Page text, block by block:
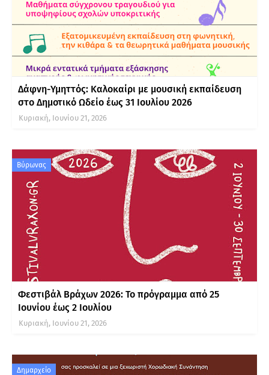
Δάφνη-Υμηττός: Καλοκαίρι με μουσική εκπαίδευση
στο Δημοτικό Ωδείο έως 31 Ιουλίου 2026
Κυριακή, Ιουνίου 21, 2026
Βύρωνας
Φεστιβάλ Βράχων 2026: Το πρόγραμμα από 25
Ιουνίου έως 2 Ιουλίου
Κυριακή, Ιουνίου 21, 2026
Δημαρχείο